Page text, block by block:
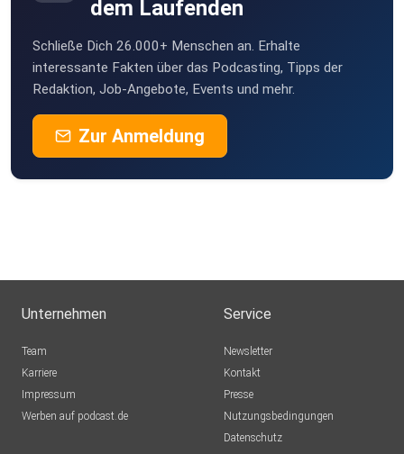
dem Laufenden
Schließe Dich 26.000+ Menschen an. Erhalte
interessante Fakten über das Podcasting, Tipps der
Redaktion, Job-Angebote, Events und mehr.
Zur Anmeldung
Unternehmen
Team
Karriere
Impressum
Werben auf podcast.de
Service
Newsletter
Kontakt
Presse
Nutzungsbedingungen
Datenschutz